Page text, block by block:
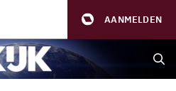
AANMELDEN